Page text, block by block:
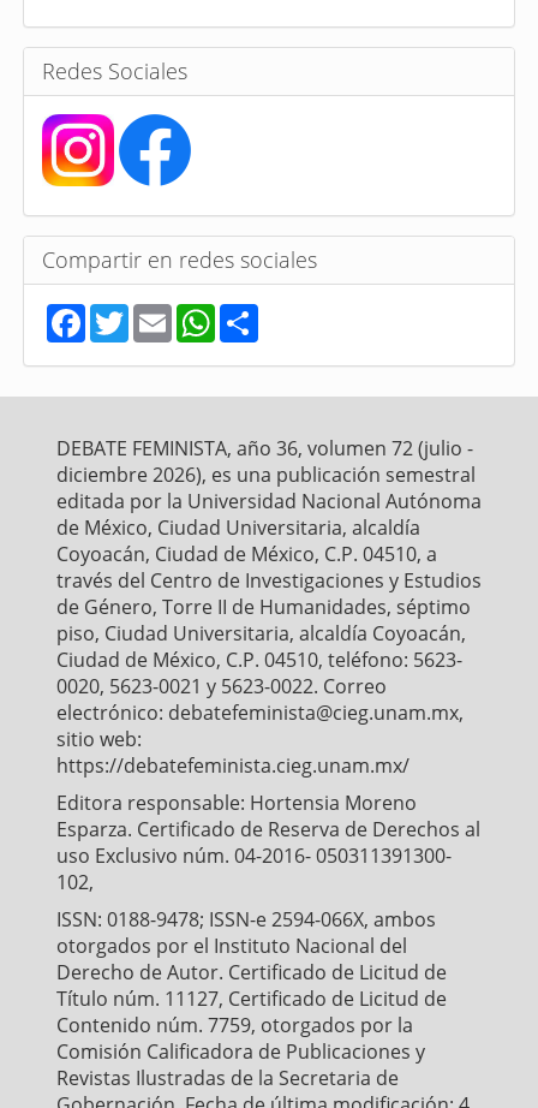
a
s
Redes Sociales
Compartir en redes sociales
F
a
e
b
k
T
w
t
t
E
m
i
l
W
h
t
s
p
S
h
r
e
DEBATE FEMINISTA, año 36, volumen 72 (julio -
diciembre 2026), es una publicación semestral
editada por la Universidad Nacional Autónoma
de México, Ciudad Universitaria, alcaldía
Coyoacán, Ciudad de México, C.P. 04510, a
través del Centro de Investigaciones y Estudios
de Género, Torre II de Humanidades, séptimo
piso, Ciudad Universitaria, alcaldía Coyoacán,
Ciudad de México, C.P. 04510, teléfono: 5623-
0020, 5623-0021 y 5623-0022. Correo
electrónico: debatefeminista@cieg.unam.mx,
sitio web:
https://debatefeminista.cieg.unam.mx/
Editora responsable: Hortensia Moreno
Esparza. Certificado de Reserva de Derechos al
uso Exclusivo núm. 04-2016- 050311391300-
102,
ISSN: 0188-9478; ISSN-e 2594-066X, ambos
otorgados por el Instituto Nacional del
Derecho de Autor. Certificado de Licitud de
Título núm. 11127, Certificado de Licitud de
Contenido núm. 7759, otorgados por la
Comisión Calificadora de Publicaciones y
Revistas Ilustradas de la Secretaria de